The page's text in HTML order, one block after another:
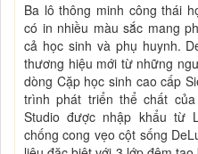
Ba lô thông minh công thái
có in nhiều màu sắc mang
cả học sinh và phụ huynh.
thương hiệu mới từ những
dòng Cặp học sinh cao cấp
trình phát triển thể chất
Studio được nhập khẩu từ
chống cong vẹo cột sống